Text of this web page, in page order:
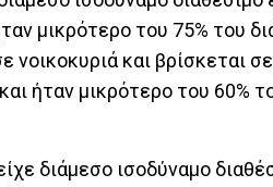
μικρότερο του 75% του
και βρίσκεται
ήταν μικρότερο του 60%
διάμεσο ισοδύναμο